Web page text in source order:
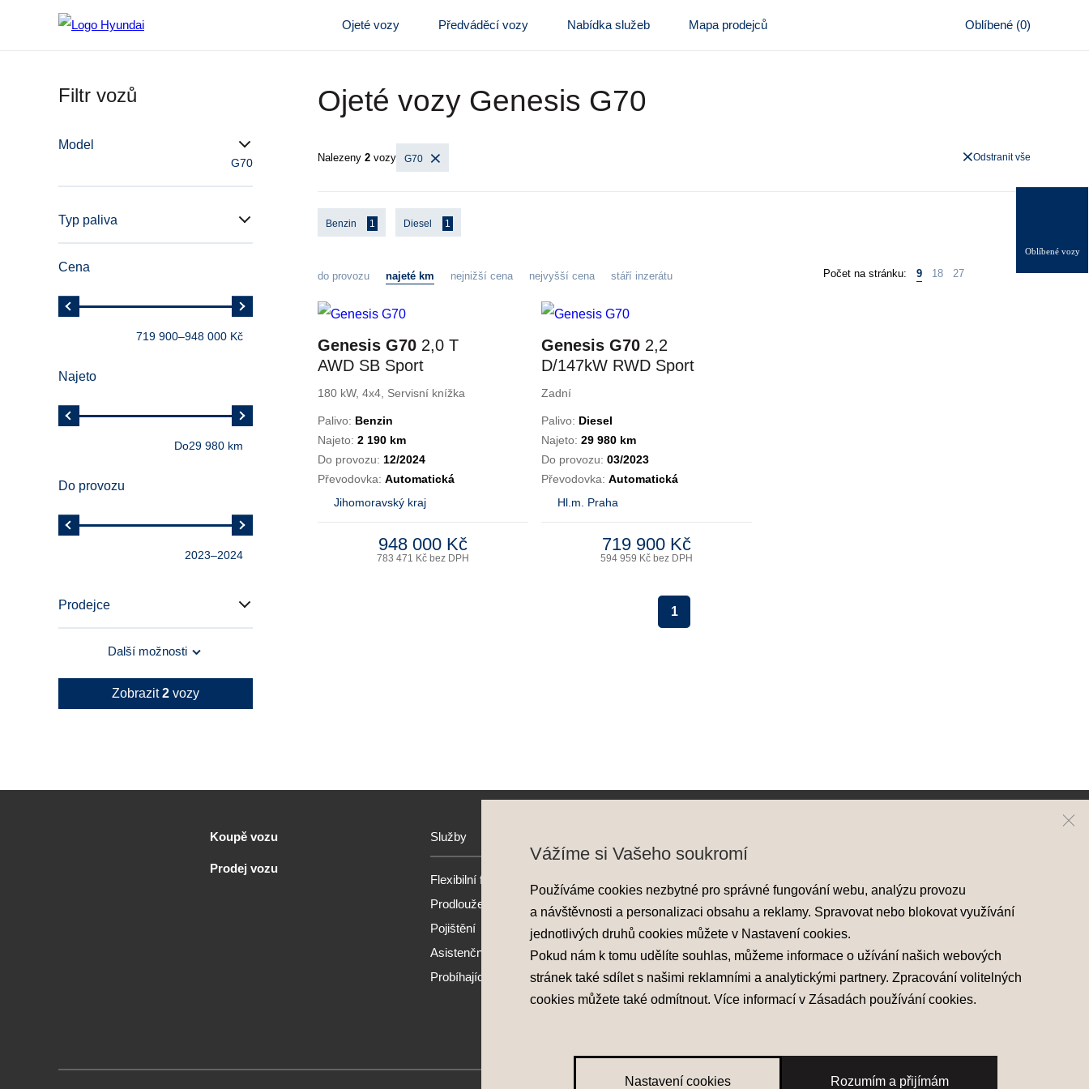
Ojeté vozy Předváděcí vozy Nabídka služeb Mapa prodejců Oblíbené (0)
Oblíbené vozy
Filtr vozů
Model
G70
Typ paliva
Cena
719 900–948 000 Kč
Najeto
Do29 980 km
Do provozu
2023–2024
Prodejce
Další možnosti
Zobrazit2 vozy
Ojeté vozy Genesis G70
Nalezeny 2 vozy G70 Odstranit vše
Benzin 1 Diesel 1
do provozu najeté km nejnižší cena nejvyšší cena stáří inzerátu Počet na stránku: 9 18 27
Genesis G70 2,0 T
AWD SB Sport
Panorama
180 kW, 4x4, Servisní knížka
Palivo: Benzin
Najeto: 2 190 km
Do provozu: 12/2024
Převodovka: Automatická
Jihomoravský kraj
948 000 Kč
783 471 Kč bez DPH
Genesis G70 2,2
D/147kW RWD Sport
Line
Zadní
Palivo: Diesel
Najeto: 29 980 km
Do provozu: 03/2023
Převodovka: Automatická
Hl.m. Praha
719 900 Kč
594 959 Kč bez DPH
1
Koupě vozu
Prodej vozu
Služby
Flexibilní financování
Prodloužená záruka
Pojištění
Asistenční služba
Probíhající akce
Nové skladové vozy
Předváděcí vozy
Akční nabídky
Vážíme si Vašeho soukromí
Používáme cookies nezbytné pro správné fungování webu, analýzu provozu
a návštěvnosti a personalizaci obsahu a reklamy. Spravovat nebo blokovat využívání
jednotlivých druhů cookies můžete v Nastavení cookies.
Pokud nám k tomu udělíte souhlas, můžeme informace o užívání našich webových
stránek také sdílet s našimi reklamními a analytickými partnery. Zpracování volitelných
cookies můžete také odmítnout. Více informací v Zásadách používání cookies.
Nastavení cookies Rozumím a přijímám